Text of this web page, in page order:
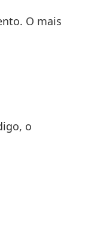
O mais
o